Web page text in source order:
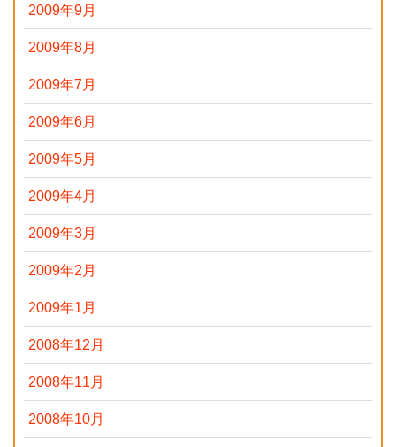
2009年9月
2009年8月
2009年7月
2009年6月
2009年5月
2009年4月
2009年3月
2009年2月
2009年1月
2008年12月
2008年11月
2008年10月